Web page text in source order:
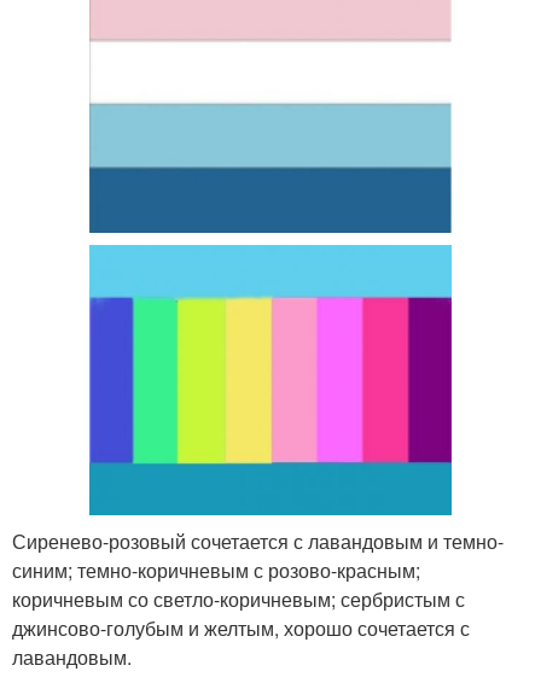
Сиренево-розовый сочетается с лавандовым и темно-
синим; темно-коричневым с розово-красным;
коричневым со светло-коричневым; сербристым с
джинсово-голубым и желтым, хорошо сочетается с
лавандовым.